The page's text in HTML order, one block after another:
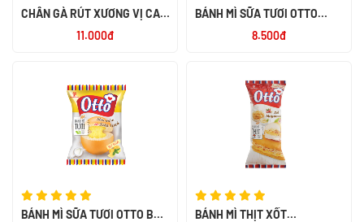
CHÂN GÀ RÚT XƯƠNG VỊ CAY
11.000đ
BÁNH MÌ SỮA TƯƠI OTTO
8.500đ
BÁNH MÌ SỮA TƯƠI OTTO BƠ
BÁNH MÌ THỊT XỐT